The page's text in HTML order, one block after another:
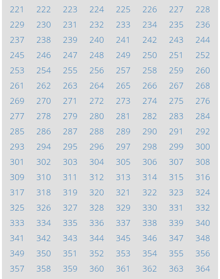
221
222 223 224 225 226 227
228
229
230 231 232 233 234 235
236
237
238 239 240 241 242 243
244
245
246 247 248 249 250 251
252
253
254 255 256 257 258 259
260
261
262 263 264 265 266 267
268
269
270 271 272 273 274 275
276
277
278 279 280 281 282 283
284
285
286 287 288 289 290 291
292
293
294 295 296 297 298 299
300
301
302 303 304 305 306 307
308
309
310 311 312 313 314 315
316
317
318 319 320 321 322 323
324
325
326 327 328 329 330 331
332
333
334 335 336 337 338 339
340
341
342 343 344 345 346 347
348
349
350 351 352 353 354 355
356
357
358 359 360 361 362 363
364